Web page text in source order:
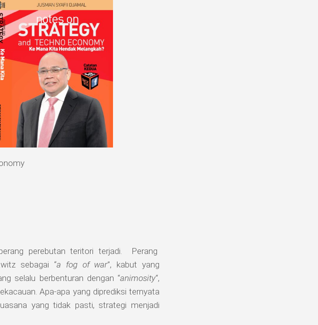
perebutan teritori terjadi. Perang
sebagai “a fog of war”, kabut yang
selalu berbenturan dengan “animosity“,
Apa-apa yang diprediksi ternyata
yang tidak pasti, strategi menjadi